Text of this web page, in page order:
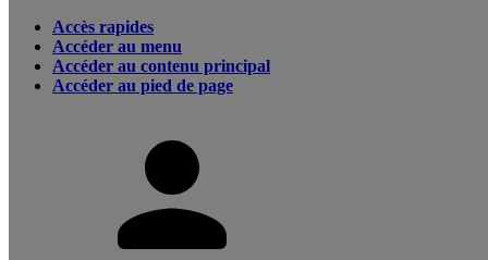
Accès rapides
Accéder au menu
Accéder au contenu principal
Accéder au pied de page